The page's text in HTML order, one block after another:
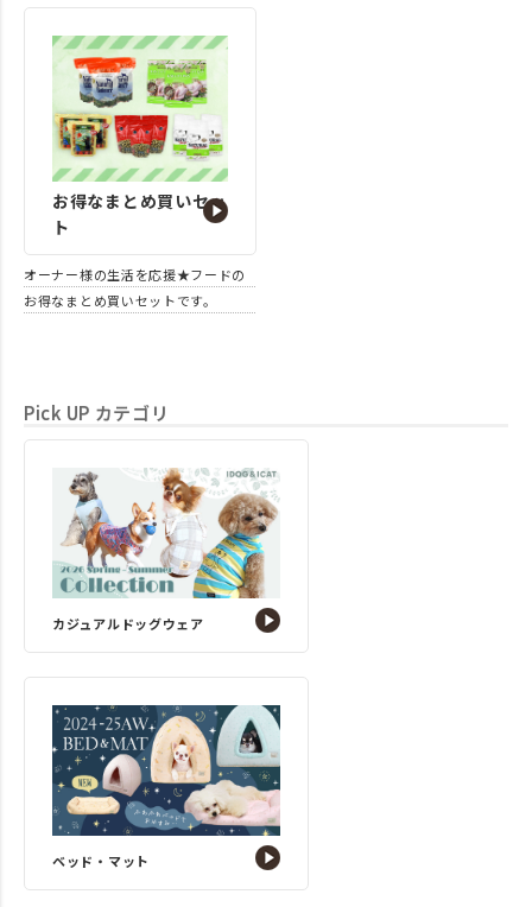
お得なまとめ買いセッ
ト
オーナー様の生活を応援★フードの
お得なまとめ買いセットです。
Pick UP カテゴリ
カジュアルドッグウェア
ベッド・マット